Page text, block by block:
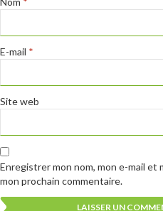
E-mail *
Site web
Enregistrer mon nom, mon e-mail
mon prochain commentaire.